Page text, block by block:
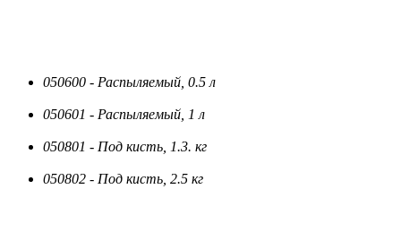
050600 - Распыляемый, 0.5 л
050601 - Распыляемый, 1 л
050801 - Под кисть, 1.3. кг
050802 - Под кисть, 2.5 кг